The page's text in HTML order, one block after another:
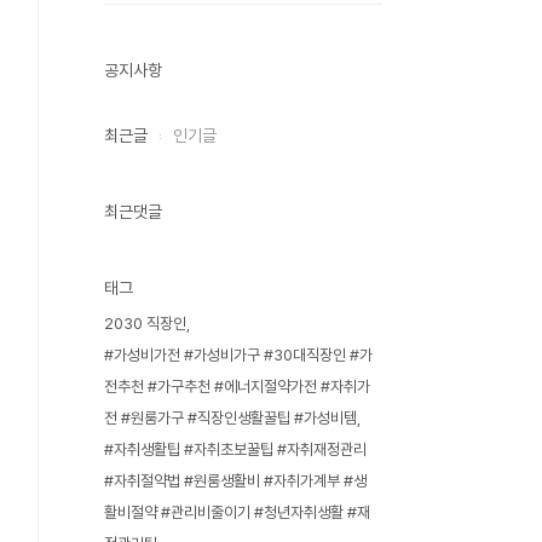
공지사항
최근글 인기글
최근댓글
태그
2030 직장인
#가성비가전 #가성비가구 #30대직장인 #가
전추천 #가구추천 #에너지절약가전 #자취가
전 #원룸가구 #직장인생활꿀팁 #가성비템
#자취생활팁 #자취초보꿀팁 #자취재정관리
#자취절약법 #원룸생활비 #자취가계부 #생
활비절약 #관리비줄이기 #청년자취생활 #재